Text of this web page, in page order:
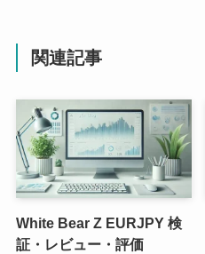
関連記事
White Bear Z EURJPY 検
証・レビュー・評価